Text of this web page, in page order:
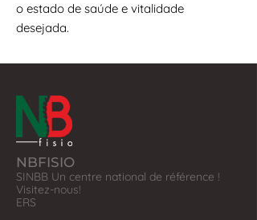
o estado de saúde e vitalidade
desejada.
NBFISIO
SINBB Un centre national de référence !
Visitez-nous!
​ERS